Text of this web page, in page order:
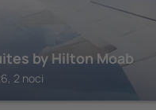
by Hilton Moab
2 noci